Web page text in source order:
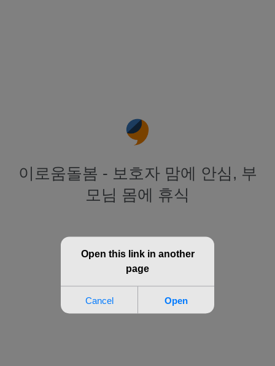
이로움돌봄 - 보호자 맘에 안심, 부
모님 몸에 휴식